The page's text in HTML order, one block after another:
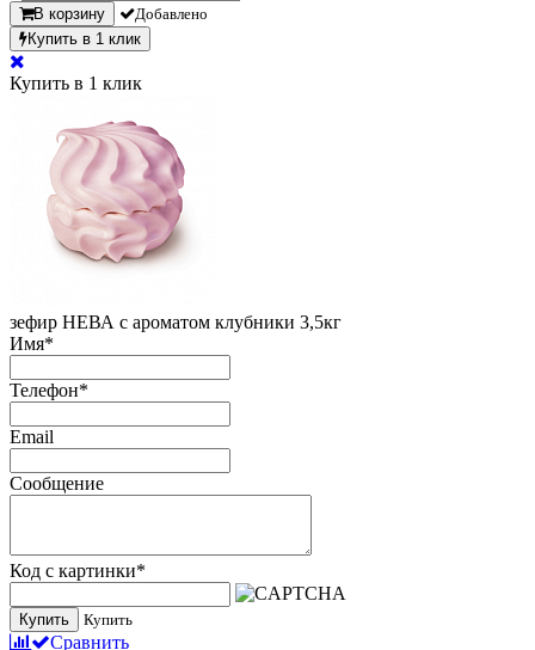
В корзину
Добавлено
Купить в 1 клик
Купить в 1 клик
зефир НЕВА с ароматом клубники 3,5кг
Имя*
Телефон*
Email
Сообщение
Код с картинки*
Купить Купить
Сравнить